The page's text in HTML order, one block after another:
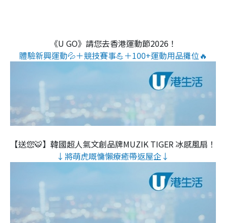
《U GO》請您去香港運動節2026！
體驗新興運動💦＋競技賽事💪＋100+運動用品攤位🔥
【送您🐯】韓國超人氣文創品牌MUZIK TIGER 冰感風扇！
↓將萌虎嘅慵懶療癒帶返屋企↓